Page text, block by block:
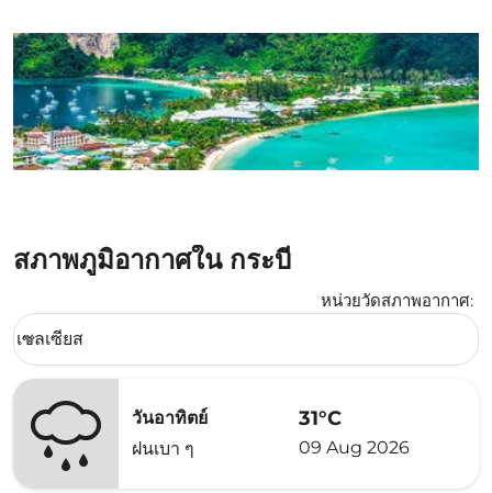
สภาพภูมิอากาศใน กระบี่
หน่วยวัดสภาพอากาศ:
Weather unit option เซลเซียส Selected
เซลเซียส
keyboard_arrow_down
วันอาทิตย์
ฝนเบา ๆ
31°C
09 Aug 2026